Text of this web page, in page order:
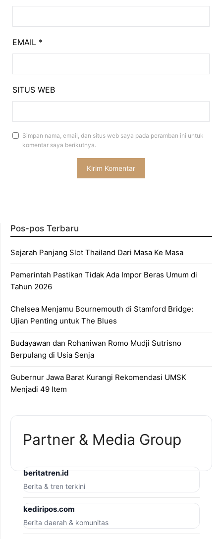
EMAIL *
SITUS WEB
Simpan nama, email, dan situs web saya pada peramban ini untuk
komentar saya berikutnya.
Pos-pos Terbaru
Sejarah Panjang Slot Thailand Dari Masa Ke Masa
Pemerintah Pastikan Tidak Ada Impor Beras Umum di
Tahun 2026
Chelsea Menjamu Bournemouth di Stamford Bridge:
Ujian Penting untuk The Blues
Budayawan dan Rohaniwan Romo Mudji Sutrisno
Berpulang di Usia Senja
Gubernur Jawa Barat Kurangi Rekomendasi UMSK
Menjadi 49 Item
Partner & Media Group
beritatren.id
Berita & tren terkini
kediripos.com
Berita daerah & komunitas